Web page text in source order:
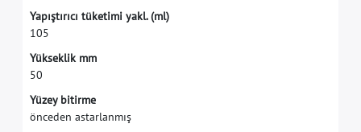
Yapıştırıcı tüketimi yakl. (ml)
105
Yükseklik mm
50
Yüzey bitirme
önceden astarlanmış